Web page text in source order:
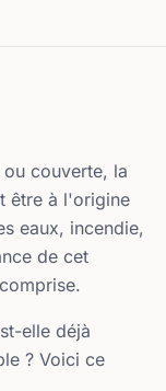
couverte, la
être à l'origine
eaux, incendie,
de cet
elle déjà
? Voici ce